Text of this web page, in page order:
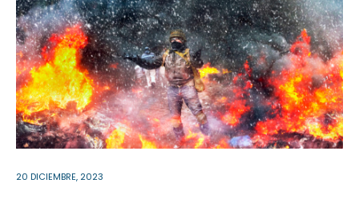
Sector Público
Servicios
Empresa Privada
Servicios
20 DICIEMBRE, 2023